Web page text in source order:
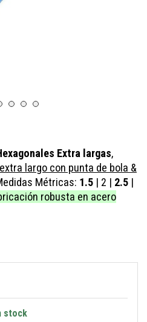
Extra largas,
largo con punta de bola &
Métricas: 1.5 | 2 | 2.5 |
robusta en acero
stock